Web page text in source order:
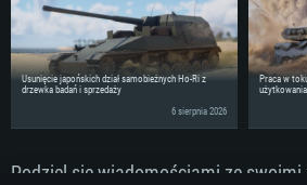
Połączenie sieciowe: Internet szerokopasmowy
Dysk twardy: 62.2 GB (pełny klient)
Dysk twardy: 62.2 GB (pełny klient)
miesięcy) (minimalna rozdzielczość to 720p) ze
Połączenie sieciowe: Internet szerokopasmowy
Dysk twardy: 62.2 GB (pełny klient)
Usunięcie japońskich dział samobieżnych Ho-Ri z
drzewka badań i sprzedaży
6 sierpnia 2026
Praca w
użytkowania
Podziel się wiadomościami ze